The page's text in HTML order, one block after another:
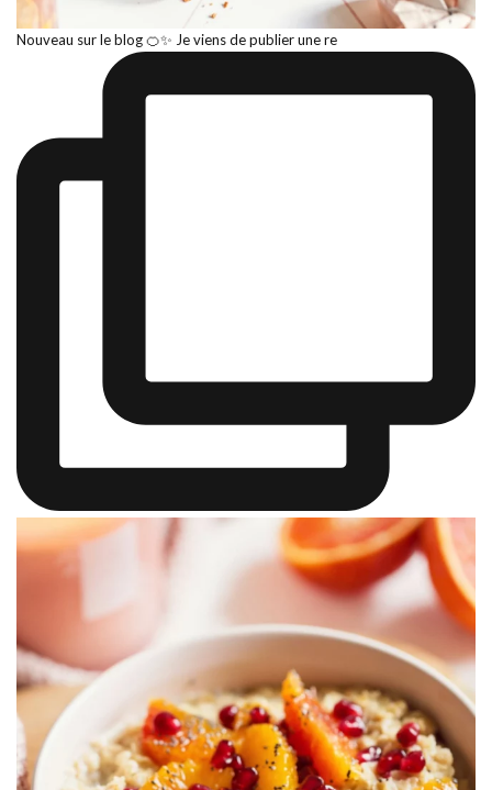
Nouveau sur le blog 🍊✨ Je viens de publier une re